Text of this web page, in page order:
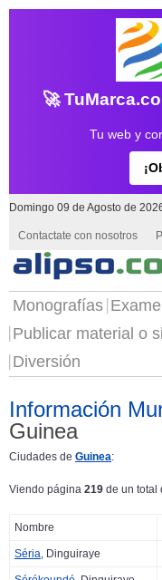
🚀
Tu web y
Domingo 09 de Agosto de
Contactate con nosotros
Monografías
Publicar material o
Diversión
Información
Guinea
Ciudades de Guinea:
Viendo página 219 de un total
Nombre
Séria, Dinguiraye